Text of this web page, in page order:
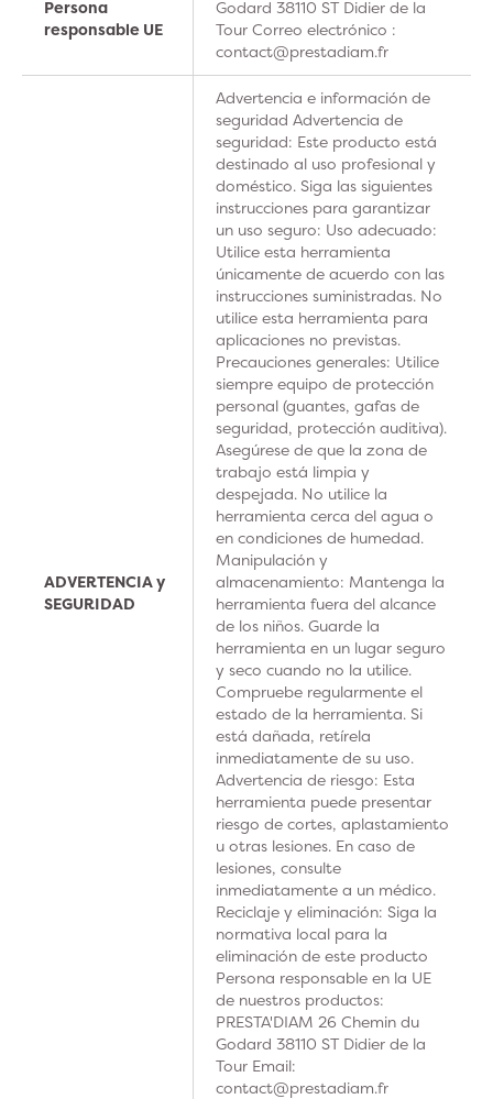
Persona
responsable UE
Godard 38110 ST Didier de la
Tour Correo electrónico :
contact@prestadiam.fr
ADVERTENCIA y
SEGURIDAD
Advertencia e información de
seguridad Advertencia de
seguridad: Este producto está
destinado al uso profesional y
doméstico. Siga las siguientes
instrucciones para garantizar
un uso seguro: Uso adecuado:
Utilice esta herramienta
únicamente de acuerdo con las
instrucciones suministradas. No
utilice esta herramienta para
aplicaciones no previstas.
Precauciones generales: Utilice
siempre equipo de protección
personal (guantes, gafas de
seguridad, protección auditiva).
Asegúrese de que la zona de
trabajo está limpia y
despejada. No utilice la
herramienta cerca del agua o
en condiciones de humedad.
Manipulación y
almacenamiento: Mantenga la
herramienta fuera del alcance
de los niños. Guarde la
herramienta en un lugar seguro
y seco cuando no la utilice.
Compruebe regularmente el
estado de la herramienta. Si
está dañada, retírela
inmediatamente de su uso.
Advertencia de riesgo: Esta
herramienta puede presentar
riesgo de cortes, aplastamiento
u otras lesiones. En caso de
lesiones, consulte
inmediatamente a un médico.
Reciclaje y eliminación: Siga la
normativa local para la
eliminación de este producto
Persona responsable en la UE
de nuestros productos:
PRESTA'DIAM 26 Chemin du
Godard 38110 ST Didier de la
Tour Email:
contact@prestadiam.fr